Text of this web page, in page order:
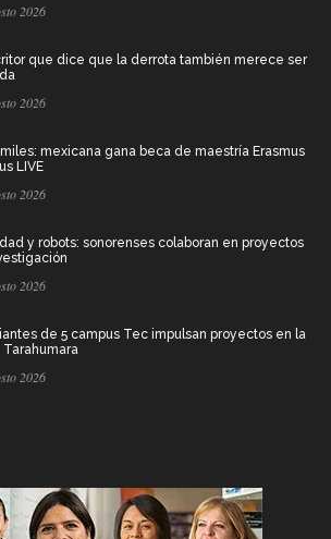
2026
que dice que la derrota también merece ser
2026
mexicana gana beca de maestría Erasmus
LIVE
2026
y robots: sonorenses colaboran en proyectos
2026
de 5 campus Tec impulsan proyectos en la
Tarahumara
2026